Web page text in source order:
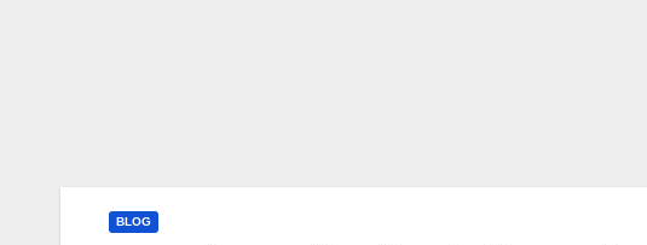
BLOG